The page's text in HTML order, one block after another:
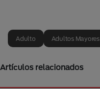
Adulto Adultos Mayores
Artículos relacionados